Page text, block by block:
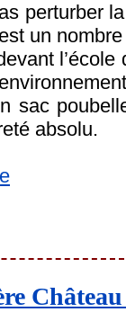
perturber
un
sac
absolu.